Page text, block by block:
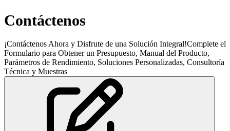
Contáctenos
¡Contáctenos Ahora y Disfrute de una Solución Integral!Complete el
Formulario para Obtener un Presupuesto, Manual del Producto,
Parámetros de Rendimiento, Soluciones Personalizadas, Consultoría
Técnica y Muestras